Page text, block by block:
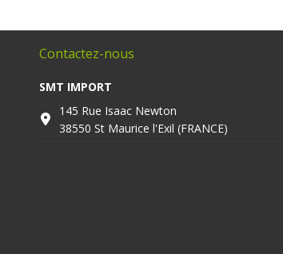
Contactez-nous
SMT IMPORT
145 Rue Isaac Newton
38550 St Maurice l'Exil (FRANCE)